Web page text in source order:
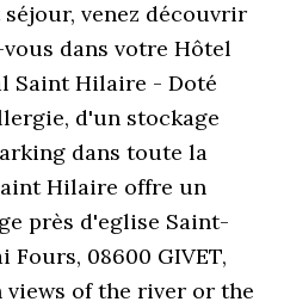
venez découvrir
dans votre Hôtel
Saint Hilaire - Doté
d'un stockage
dans toute la
Hilaire offre un
près d'eglise Saint-
Fours, 08600 GIVET,
of the river or the